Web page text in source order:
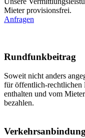
Mieter provisionsfrei.
Anfragen
Rundfunkbeitrag
Soweit nicht anders
für öffentlich-rechtlichen
enthalten und vom
bezahlen.
Verkehrsanbindung